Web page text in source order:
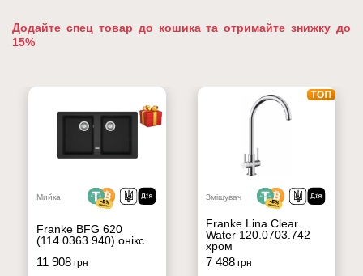
Додайте спец товар до кошика та отримайте знижку до
15%
Мийка
Franke BFG 620
(114.0363.940) онікс
11 908грн
Змішувач
Franke Lina Clear
Water 120.0703.742
хром
7 488грн